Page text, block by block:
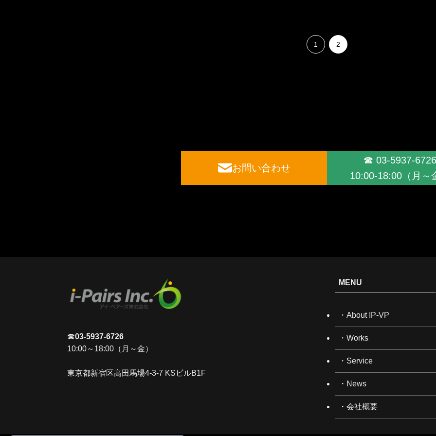
1 2
お問い合わせ
☎ 03-5937-6726
10:00-18:00（月～
☎03-5937-6726
10:00～18:00（月～金）
東京都新宿区高田馬場4-3-7 KSビルB1F
MENU
・About IP-VP
・Works
・Service
・News
・会社概要